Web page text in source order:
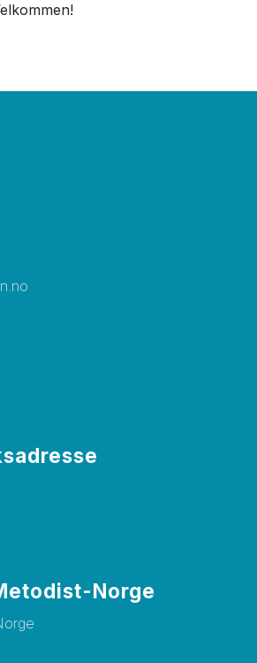
Norge